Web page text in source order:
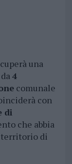
una
4
comunale
con
di
che abbia
di